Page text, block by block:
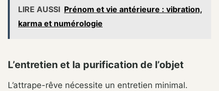
LIRE AUSSI Prénom et vie antérieure : vibration,
karma et numérologie
L’entretien et la purification de l’objet
L’attrape-rêve nécessite un entretien minimal.